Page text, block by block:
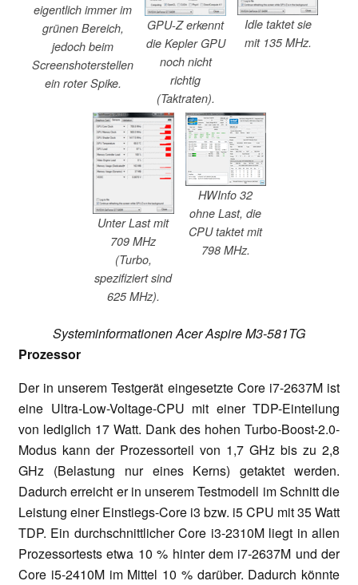
eigentlich immer im
grünen Bereich,
jedoch beim
Screenshoterstellen
ein roter Spike.
GPU-Z erkennt
die Kepler GPU
noch nicht
richtig
(Taktraten).
Idle taktet sie
mit 135 MHz.
Unter Last mit
709 MHz
(Turbo,
spezifiziert sind
625 MHz).
HWInfo 32
ohne Last, die
CPU taktet mit
798 MHz.
Systeminformationen Acer Aspire M3-581TG
Prozessor
Der in unserem Testgerät eingesetzte Core i7-2637M ist
eine Ultra-Low-Voltage-CPU mit einer TDP-Einteilung
von lediglich 17 Watt. Dank des hohen Turbo-Boost-2.0-
Modus kann der Prozessorteil von 1,7 GHz bis zu 2,8
GHz (Belastung nur eines Kerns) getaktet werden.
Dadurch erreicht er in unserem Testmodell im Schnitt die
Leistung einer Einstiegs-Core i3 bzw. i5 CPU mit 35 Watt
TDP. Ein durchschnittlicher Core i3-2310M liegt in allen
Prozessortests etwa 10 % hinter dem i7-2637M und der
Core i5-2410M im Mittel 10 % darüber. Dadurch könnte